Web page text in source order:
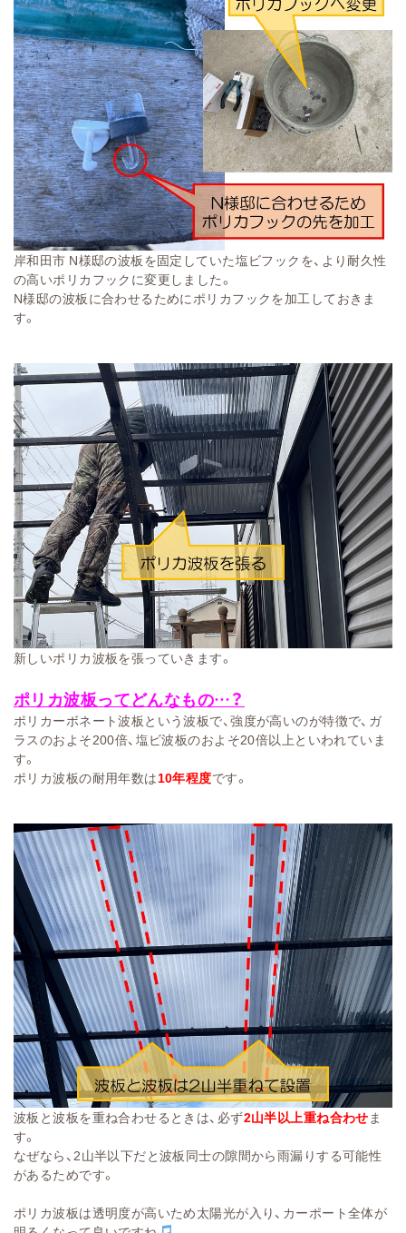
岸和田市 N様邸の波板を固定していた塩ビフックを、より耐久性
の高いポリカフックに変更しました。
N様邸の波板に合わせるためにポリカフックを加工しておきま
す。
新しいポリカ波板を張っていきます。
ポリカ波板ってどんなもの…？
ポリカーボネート波板 という波板で、強度が高いのが特徴で、 ガ
ラスのおよそ200倍、塩ビ波板のおよそ20倍以上といわれていま
す。
ポリカ波板の耐用年数は10年程度です。
波板と波板を重ね合わせるときは、必ず2山半以上重ね合わせま
す。
なぜなら、2山半以下だと波板同士の隙間から雨漏りする可能性
があるためです。
ポリカ波板は透明度が高いため太陽光が入り、カーポート全体が